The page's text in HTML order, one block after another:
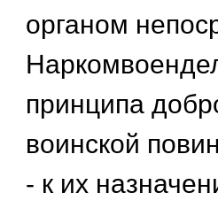
органом
принципа
воинской
- к их